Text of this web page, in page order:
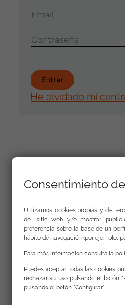
Email
Contraseña
He olvidado mi
Contacta con
La FSG cuenta con 82
Consentimiento
Utilizamos cookies propias y de
del sitio web y/o mostrar
preferencia sobre la base de un
hábito de navegación (por ejemplo,
Para más información consulta la
Puedes aceptar todas las cookies
rechazar su uso pulsando el botón
pulsando el botón "Configurar".